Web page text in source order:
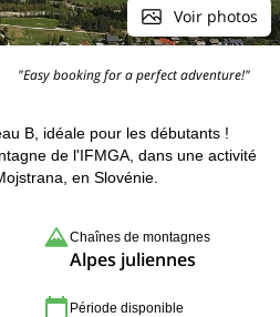
Voir photos
"Easy booking for a perfect adventure!"
B, idéale pour les débutants !
de l'IFMGA, dans une activité
en Slovénie.
Chaînes de montagnes
Alpes juliennes
Période disponible